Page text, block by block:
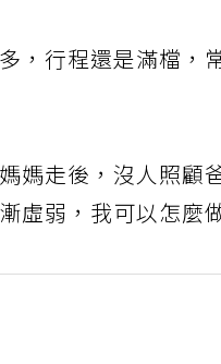
，行程還是滿檔，
媽走後，沒人照顧
虛弱，我可以怎麼